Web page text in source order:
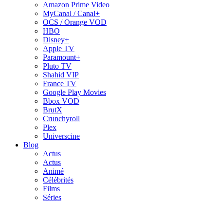
Amazon Prime Video
MyCanal / Canal+
OCS / Orange VOD
HBO
Disney+
Apple TV
Paramount+
Pluto TV
Shahid VIP
France TV
Google Play Movies
Bbox VOD
BrutX
Crunchyroll
Plex
Universcine
Blog
Actus
Actus
Animé
Célébrités
Films
Séries